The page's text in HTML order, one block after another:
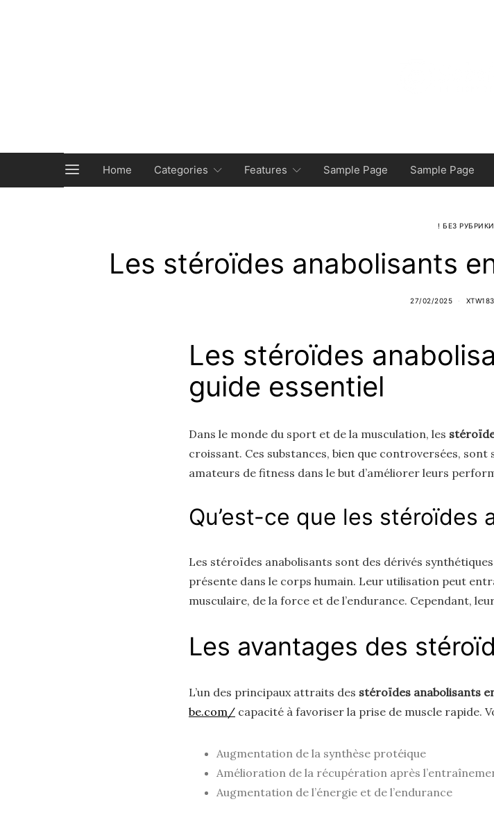
Home Categories Features Sample Page Sample Page
! БЕЗ РУБРИКИ
Les stéroïdes anabolisants
27/02/2025
Les stéroïdes
guide essentiel
Dans le monde du sport et de la musculation, les
croissant. Ces substances, bien que controversées,
amateurs de fitness dans le but d’améliorer leurs
Qu’est-ce que les stéroïdes
Les stéroïdes anabolisants sont des dérivés
présente dans le corps humain. Leur utilisation peut
musculaire, de la force et de l’endurance. Cependant,
Les avantages des
L’un des principaux attraits des stéroïdes anabolisants
be.com/ capacité à favoriser la prise de muscle rapide.
Augmentation de la synthèse protéique
Amélioration de la récupération après
Augmentation de l’énergie et de l’endurance